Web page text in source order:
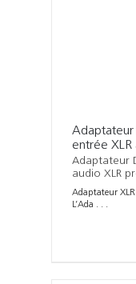
Adaptateur
entrée
Adaptateur
audio XLR
Adaptateur
L’Ada . . .